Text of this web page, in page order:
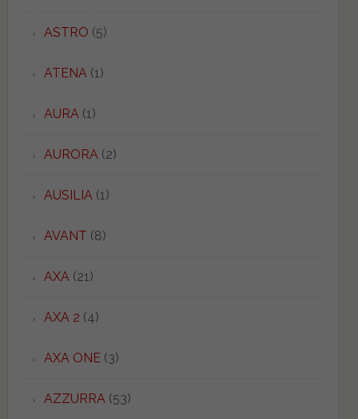
ASTRO (5)
ATENA(1)
AURA(1)
AURORA(2)
AUSILIA(1)
AVANT (8)
AXA(21)
AXA 2 (4)
AXA ONE(3)
AZZURRA(53)